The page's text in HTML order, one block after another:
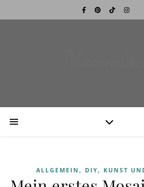
ALLGEMEIN , DIY, KUNST